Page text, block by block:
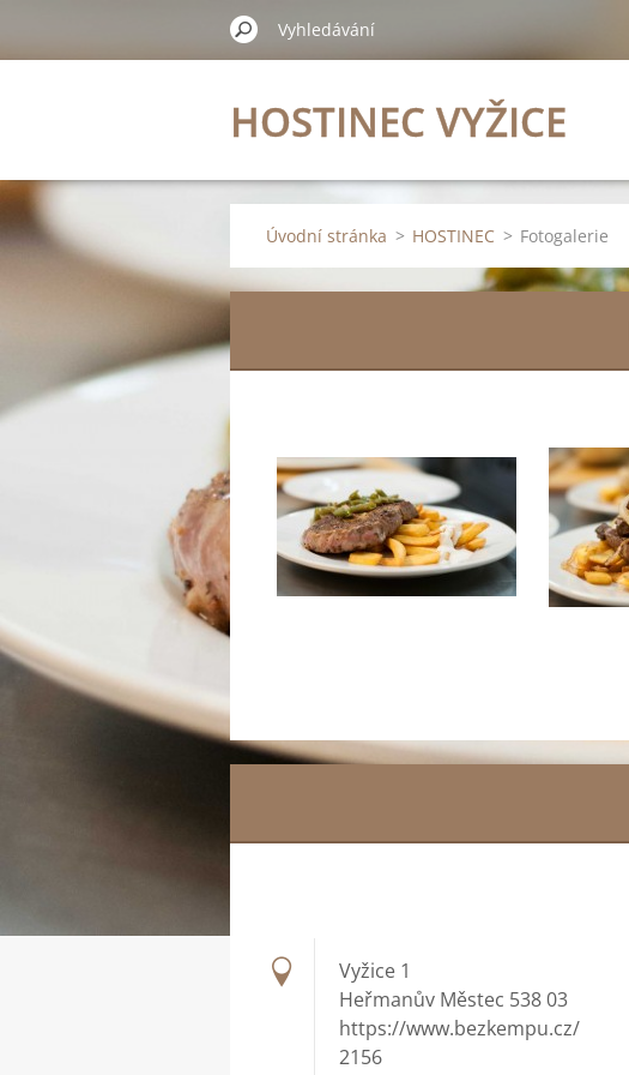
HOSTINEC VYŽICE
Úvodní stránka > HOSTINEC > Fotogalerie
Vyžice 1
Heřmanův Městec 538 03
https://www.bezkempu.cz/
2156